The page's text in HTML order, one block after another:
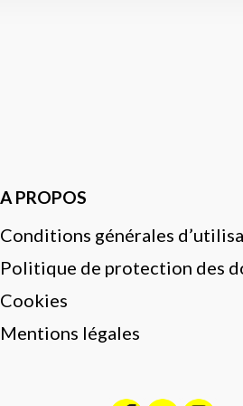
A PROPOS
Conditions générales
Politique de protection des
Cookies
Mentions légales